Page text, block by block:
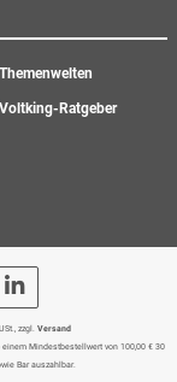
Ratgeber
zzgl. Versand
Mindestbestellwert von 100,00 € 30
Bar auszahlbar.